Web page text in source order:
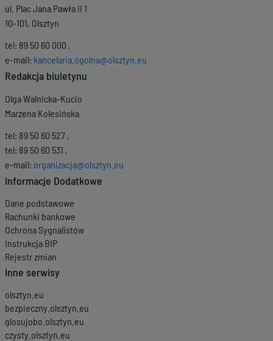
ul. Plac Jana Pawła II 1
10-101, Olsztyn
tel: 89 50 60 000 ,
e-mail: kancelaria.ogolna@olsztyn.eu
Redakcja biuletynu
Olga Walnicka-Kucio
Marzena Kolesińska
tel: 89 50 60 527 ,
tel: 89 50 60 531 ,
e-mail: organizacja@olsztyn.eu
Informacje Dodatkowe
Dane podstawowe
Rachunki bankowe
Ochrona Sygnalistów
Instrukcja BIP
Rejestr zmian
Inne serwisy
olsztyn.eu
bezpieczny.olsztyn.eu
glosujobo.olsztyn.eu
czysty.olsztyn.eu